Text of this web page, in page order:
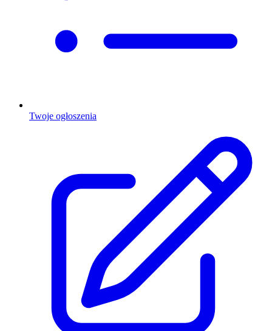
Twoje ogłoszenia